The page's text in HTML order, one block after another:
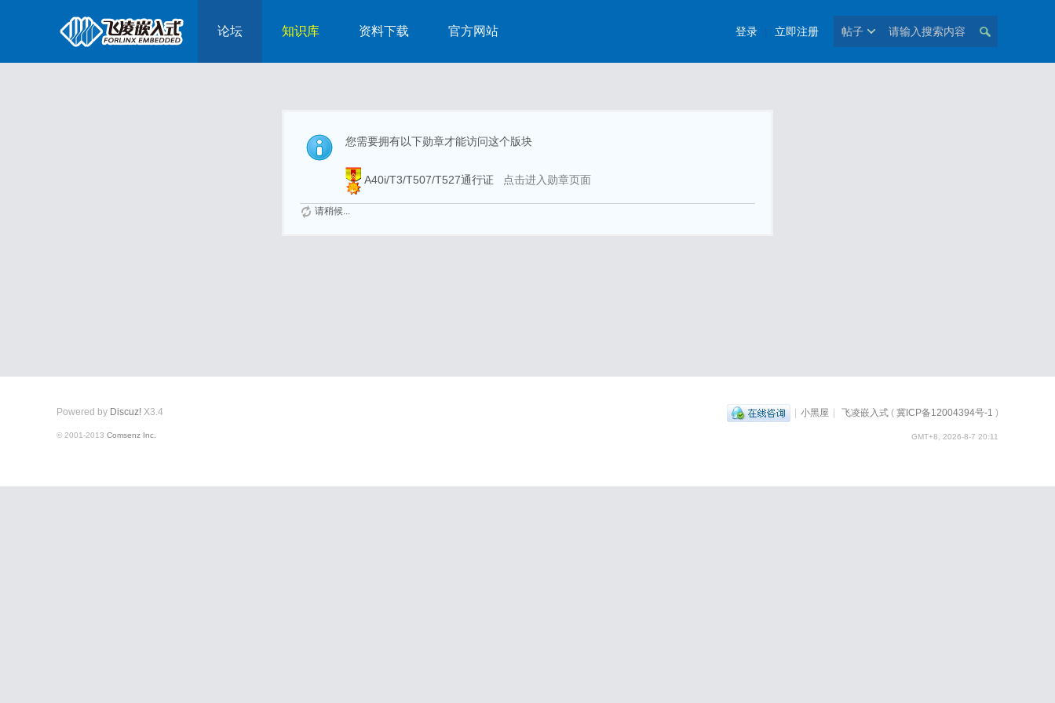
帖子
登录 立即注册
论坛 知识库 资料下载 官方网站
您需要拥有以下勋章才能访问这个版块
A40i/T3/T507/T527通行证 点击进入勋章页面
请稍候...
| 小黑屋 | 飞凌嵌入式 ( 冀ICP备12004394号-1 )
GMT+8, 2026-8-7 20:11
Powered by Discuz! X3.4
© 2001-2013 Comsenz Inc.